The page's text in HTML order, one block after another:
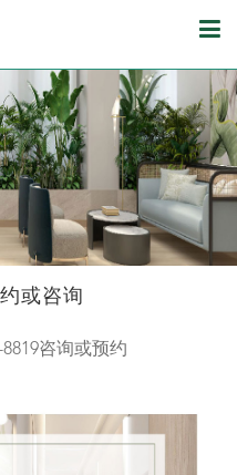
或咨询
咨询或预约